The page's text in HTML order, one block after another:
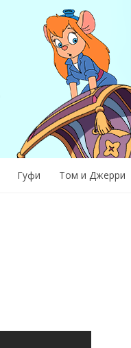
Гуфи Том и Джерри